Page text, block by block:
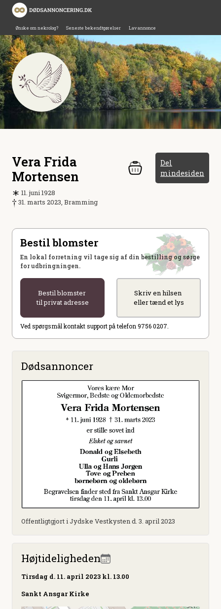
Ønske om nekrolog? Seneste bekendtgørelser Lav annonce
Vera Frida
Mortensen
Del
mindesiden
11. juni 1928
31. marts 2023, Bramming
Bestil blomster
En lokal forretning vil tage sig af din bestilling og sørge
for udbringningen.
Bestil blomster
til privat adresse
Skriv en hilsen
eller tænd et lys
Ved spørgsmål kontakt support på telefon 9756 0207.
Dødsannoncer
Offentligtgjort i Jydske Vestkysten d. 3. april 2023
Højtideligheden
Tirsdag d. 11. april 2023 kl. 13.00
Sankt Ansgar Kirke